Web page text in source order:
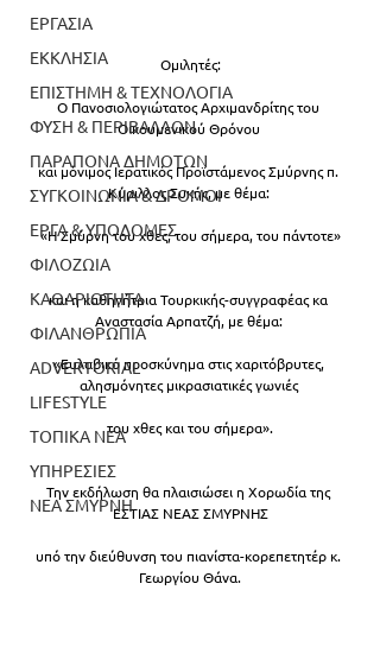
ΕΡΓΑΣΙΑ
ΕΚΚΛΗΣΙΑ
ΕΠΙΣΤΗΜΗ & ΤΕΧΝΟΛΟΓΙΑ
ΦΥΣΗ & ΠΕΡΙΒΑΛΛΟΝ
ΠΑΡΑΠΟΝΑ ΔΗΜΟΤΩΝ
ΣΥΓΚΟΙΝΩΝΙΑ & ΔΡΟΜΟΙ
ΕΡΓΑ & ΥΠΟΔΟΜΕΣ
ΦΙΛΟΖΩΙΑ
ΚΑΘΑΡΙΟΤΗΤΑ
ΦΙΛΑΝΘΡΩΠΙΑ
ADVERTORIAL
LIFESTYLE
ΤΟΠΙΚΑ ΝΕΑ
ΥΠΗΡΕΣΙΕΣ
ΝΕΑ ΣΜΥΡΝΗ
Ομιλητές:
O Πανοσιολογιώτατος Αρχιμανδρίτης του
Οικουμενικού Θρόνου
και μόνιμος Ιερατικός Προϊστάμενος Σμύρνης π.
Κύριλλος Συκής, με θέμα:
«Η Σμύρνη του χθες, του σήμερα, του πάντοτε»
και η καθηγήτρια Τουρκικής-συγγραφέας κα
Αναστασία Αρπατζή, με θέμα:
«Ευλαβικό προσκύνημα στις χαριτόβρυτες,
αλησμόνητες μικρασιατικές γωνιές
του χθες και του σήμερα».
Την εκδήλωση θα πλαισιώσει η Χορωδία της
ΕΣΤΙΑΣ ΝΕΑΣ ΣΜΥΡΝΗΣ
υπό την διεύθυνση του πιανίστα-κορεπετητέρ κ.
Γεωργίου Θάνα.